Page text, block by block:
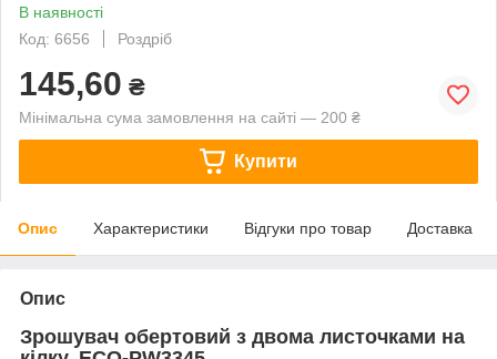
В наявності
Код: 6656
Роздріб
145,60 ₴
Мінімальна сума замовлення на сайті — 200 ₴
Купити
Опис Характеристики Відгуки про товар Доставка
Опис
Зрошувач обертовий з двома листочками на